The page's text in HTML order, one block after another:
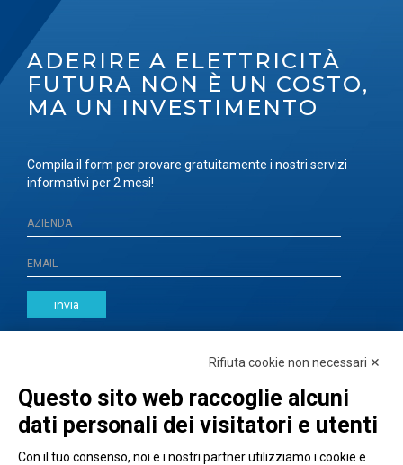
ADERIRE A ELETTRICITÀ
FUTURA NON È UN COSTO,
MA UN INVESTIMENTO
Compila il form per provare gratuitamente i nostri servizi
informativi per 2 mesi!
invia
Rifiuta cookie non necessari ✕
Questo sito web raccoglie alcuni
dati personali dei visitatori e utenti
Con il tuo consenso, noi e i nostri partner utilizziamo i cookie e